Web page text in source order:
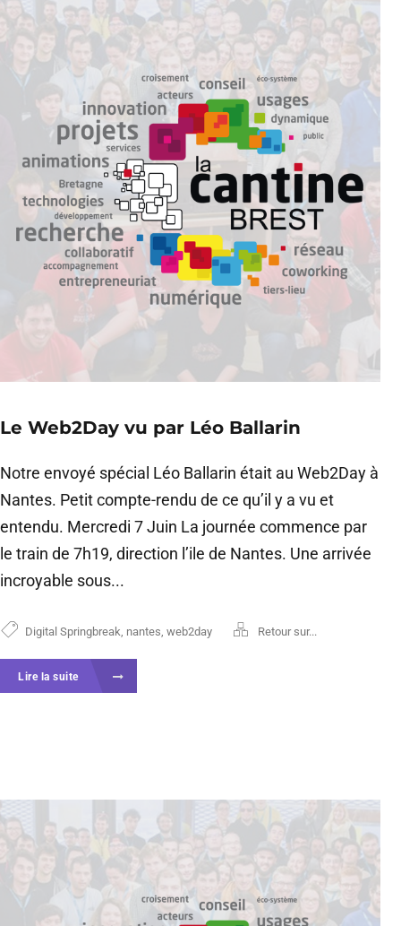
Le Web2Day vu par Léo Ballarin
Notre envoyé spécial Léo Ballarin était au Web2Day à
Nantes. Petit compte-rendu de ce qu’il y a vu et
entendu. Mercredi 7 Juin La journée commence par
le train de 7h19, direction l’ile de Nantes. Une arrivée
incroyable sous...
Digital Springbreak nantes web2day Retour sur...
Lire la suite